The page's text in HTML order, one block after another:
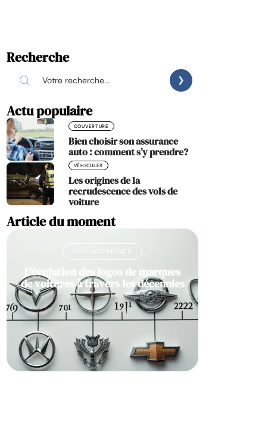
Recherche
Actu populaire
COUVERTURE
Bien choisir son assurance
auto : comment s’y prendre?
VÉHICULES
Les origines de la
recrudescence des vols de
voiture
Article du moment
DÉPLACEMENTS
L’évolution des logos de marques
de voitures à travers les décennies